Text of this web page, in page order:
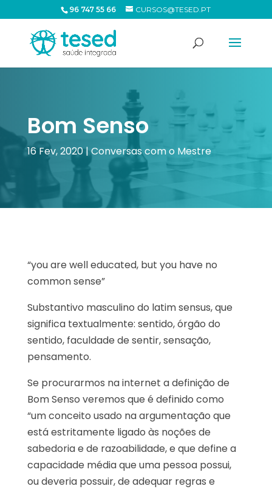
96 747 55 66 CURSOS@TESED.PT
Bom Senso
16 Fev, 2020|Conversas com o Mestre
“you are well educated, but you have no
common sense”
Substantivo masculino do latim sensus, que
significa textualmente: sentido, órgão do
sentido, faculdade de sentir, sensação,
pensamento.
Se procurarmos na internet a definição de
Bom Senso veremos que é definido como
“um conceito usado na argumentação que
está estritamente ligado às noções de
sabedoria e de razoabilidade, e que define a
capacidade média que uma pessoa possui,
ou deveria possuir, de adequar regras e